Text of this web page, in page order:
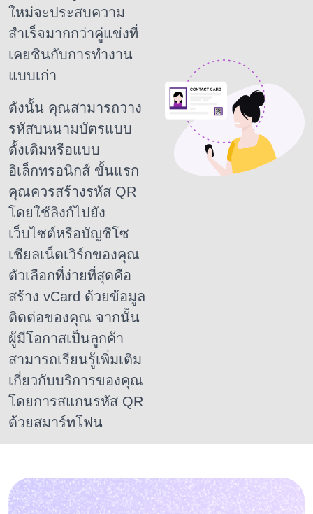
ใหม่จะประสบความ
สำเร็จมากกว่าคู่แข่งที่
เคยชินกับการทำงาน
แบบเก่า
ดังนั้น คุณสามารถวาง
รหัสบนนามบัตรแบบ
ดั้งเดิมหรือแบบ
อิเล็กทรอนิกส์ ขั้นแรก
คุณควรสร้างรหัส QR
โดยใช้ลิงก์ไปยัง
เว็บไซต์หรือบัญชีโซ
เชียลเน็ตเวิร์กของคุณ
ตัวเลือกที่ง่ายที่สุดคือ
สร้าง vCard ด้วยข้อมูล
ติดต่อของคุณ จากนั้น
ผู้มีโอกาสเป็นลูกค้า
สามารถเรียนรู้เพิ่มเติม
เกี่ยวกับบริการของคุณ
โดยการสแกนรหัส QR
ด้วยสมาร์ทโฟน